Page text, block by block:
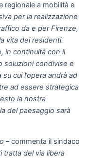
regionale a mobilità e
per la realizzazione
da e per Firenze,
vita dei residenti.
in continuità con il
soluzioni condivise e
cui l’opera andrà ad
ad essere strategica
la nostra
del paesaggio sarà
– commenta il sindaco
tratta del via libera